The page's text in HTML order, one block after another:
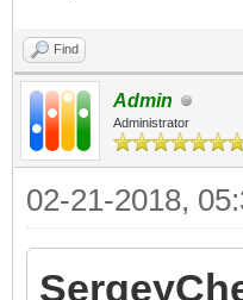
Find
Admin
Administrator
02-21-2018,